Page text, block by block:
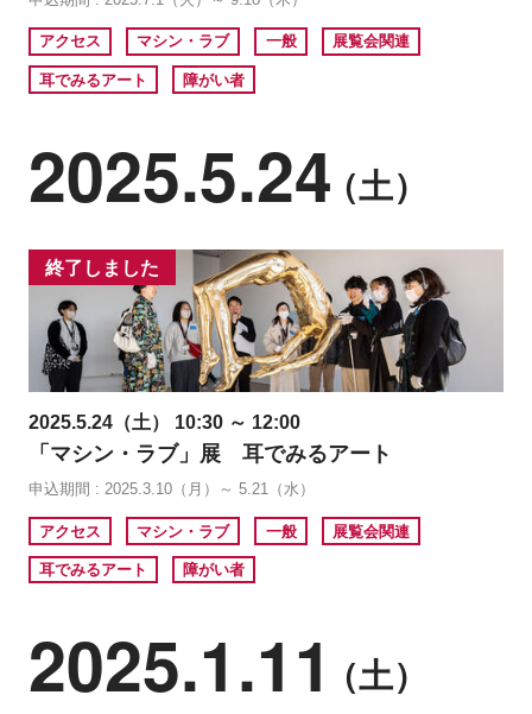
アクセス マシン・ラブ 一般 展覧会関連
耳でみるアート 障がい者
2025.5.24（土）
終了しました
2025.5.24（土） 10:30 ～ 12:00
「マシン・ラブ」展 耳でみるアート
申込期間 : 2025.3.10（月）～ 5.21（水）
アクセス マシン・ラブ 一般 展覧会関連
耳でみるアート 障がい者
2025.1.11 （土）